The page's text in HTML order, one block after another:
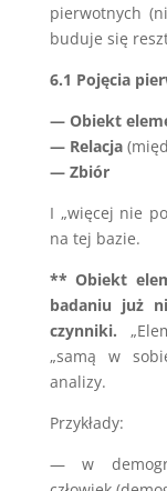
pierwotnych
buduje się
6.1 Pojęcia
— Obiekt
— Relacja
— Zbiór
I „więcej nie
na tej bazie.
** Obiekt
badaniu już
czynniki.
„samą w
analizy.
Przykłady:
— w